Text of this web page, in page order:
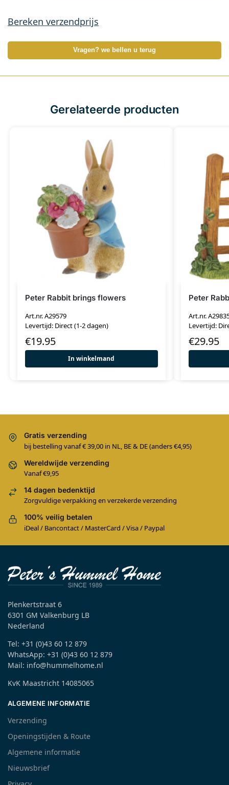
Bereken verzendprijs
Vragen? we bellen u terug
Gerelateerde producten
Peter Rabbit brings flowers
Art.nr. A29579
Levertijd: Direct (1-2 dagen)
€19.95
In winkelmand
Peter
Art.nr.
Levertijd:
€29.95
Gratis verzending
bij bestelling vanaf € 39,00 in NL, BE & DE (anders €4,95)
Wereldwijde verzending
Vanaf €9,95
14 dagen bedenktijd
Zorgvuldige verpakking en verzekerde verzending
100% veilig betalen
iDeal / Bancontact / MasterCard / Visa / Paypal
Plenkertstraat 6
6301 GM Valkenburg LB
Nederland
Tel: +31 (0)43 60 12 879
WhatsApp: +31 (0)43 60 12 879
Mail: info@hummelhome.nl
KvK Maastricht 14085065
ALGEMENE INFORMATIE
Verzending
Openingstijden & Route
Algemene informatie
Nieuwsbrief